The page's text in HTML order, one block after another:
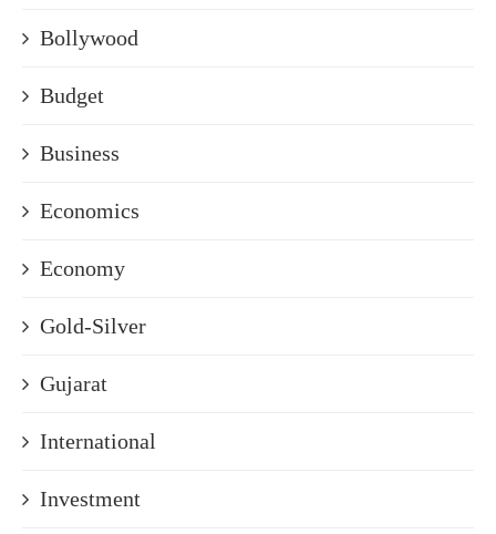
Bollywood
Budget
Business
Economics
Economy
Gold-Silver
Gujarat
International
Investment